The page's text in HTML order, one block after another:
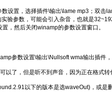
置，选择插件\输出\lame mp3；双
参数，可能会引入杂音，也就是
，然后关闭winamp的参数设置窗口。
参数设置\输出\Nullsoft wma输出插
了，但是听不到声音，因为正在格式转
以下的版本是选waveOut)，或是